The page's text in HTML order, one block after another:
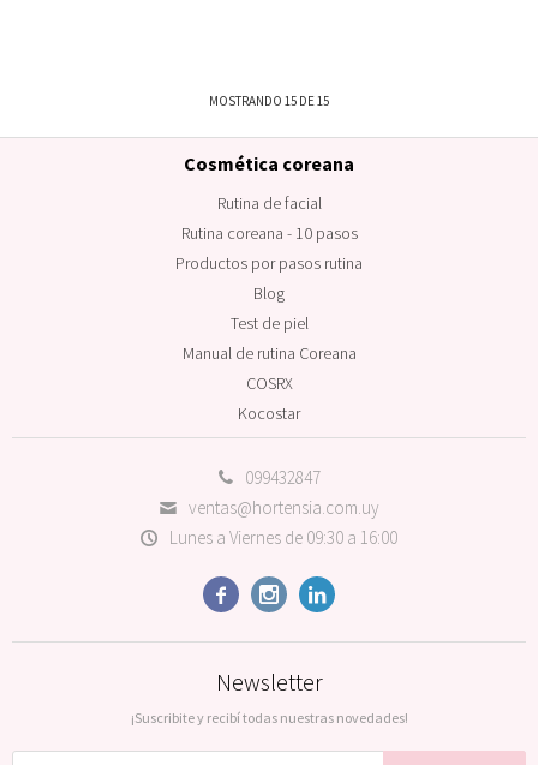
MOSTRANDO 15 DE 15
099432847
ventas@hortensia.com.uy
Lunes a Viernes de 09:30 a 16:00
  
Cosmética coreana
Rutina de facial
Rutina coreana - 10 pasos
Productos por pasos rutina
Blog
Test de piel
Manual de rutina Coreana
COSRX
Kocostar
Newsletter
¡Suscribite y recibí todas nuestras novedades!